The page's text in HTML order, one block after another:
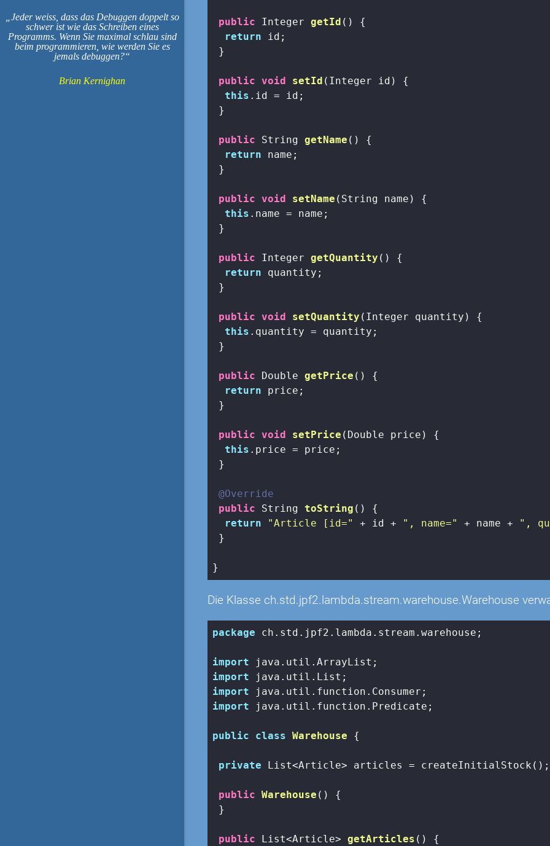
Jeder weiss, dass das Debuggen doppelt so
schwer ist wie das Schreiben eines
Programms. Wenn Sie maximal schlau sind
beim programmieren, wie werden Sie es
jemals debuggen?
Brian Kernighan
public Integer getId ()
{
return id;
}
public void setId (Integer id)
{
this .id = id;
}
public String getName ()
{
return name;
}
public void setName (String name)
{
this .name = name;
}
public Integer getQuantity ()
{
return quantity;
}
public void setQuantity (Integer quantity)
{
this .quantity = quantity;
}
public Double getPrice ()
{
return price;
}
public void setPrice (Double price)
{
this .price = price;
}
@Override
public String toString ()
{
return
"Article [id=" + id + ", name=" + name + ",
}
}
Die Klasse ch.std.jpf2.lambda.stream.warehouse.Warehouse
package ch.std.jpf2.lambda.stream.warehouse;
import
import
import
import java.util.function.Predicate;
public class Warehouse {
private List<Article> articles = createInitialStock();
public Warehouse ()
{
}
public List<Article> getArticles ()
{